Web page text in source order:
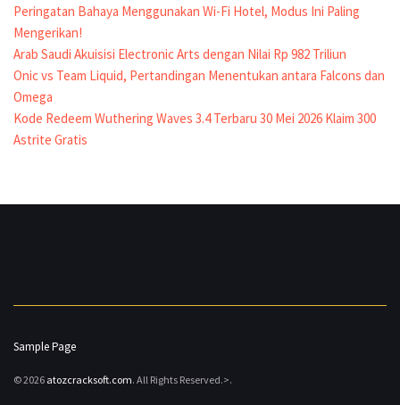
Peringatan Bahaya Menggunakan Wi-Fi Hotel, Modus Ini Paling
Mengerikan!
Arab Saudi Akuisisi Electronic Arts dengan Nilai Rp 982 Triliun
Onic vs Team Liquid, Pertandingan Menentukan antara Falcons dan
Omega
Kode Redeem Wuthering Waves 3.4 Terbaru 30 Mei 2026 Klaim 300
Astrite Gratis
Sample Page
© 2026 atozcracksoft.com. All Rights Reserved.>.